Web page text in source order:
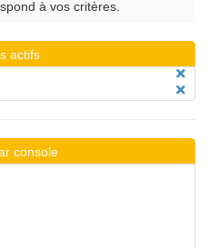
à vos critères.
actifs
console